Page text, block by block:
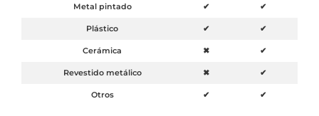
Metal pintado ✔ ✔
Plástico ✔ ✔
Cerámica ✖ ✔
Revestido metálico ✖ ✔
Otros ✔ ✔